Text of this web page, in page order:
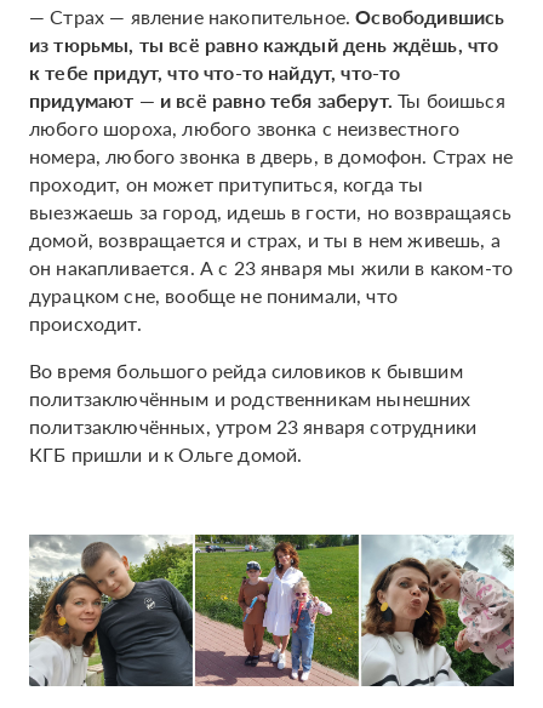
— Страх — явление накопительное.Освободившись
из тюрьмы, ты всё равно каждый день ждёшь, что
к тебе придут, что что-то найдут, что-то
придумают — и всё равно тебя заберут. Ты боишься
любого шороха, любого звонка с неизвестного
номера, любого звонка в дверь, в домофон. Страх не
проходит, он может притупиться, когда ты
выезжаешь за город, идешь в гости, но возвращаясь
домой, возвращается и страх, и ты в нем живешь, а
он накапливается. А с 23 января мы жили в каком-то
дурацком сне, вообще не понимали, что
происходит.
Во время большого рейда силовиков к бывшим
политзаключённым и родственникам нынешних
политзаключённых, утром 23 января сотрудники
КГБ пришли и к Ольге домой.